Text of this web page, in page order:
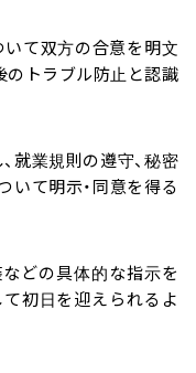
て双方の合意を明文
のトラブル防止と認識
就業規則の遵守、秘密
いて明示・同意を得る
などの具体的な指示を
初日を迎えられるよ